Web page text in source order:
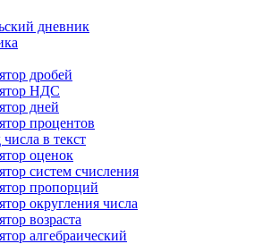
дневник
дробей
НДС
дней
процентов
в текст
оценок
систем счисления
пропорций
округления числа
возраста
алгебраический